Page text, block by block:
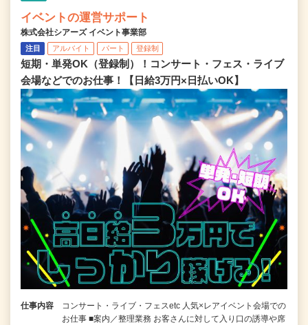
イベントの運営サポート
株式会社シアーズ イベント事業部
注目 アルバイト パート 登録制
短期・単発OK（登録制）！コンサート・フェス・ライブ
会場などでのお仕事！【日給3万円×日払いOK】
仕事内容
コンサート・ライブ・フェスetc 人気×レアイベント会場での
お仕事 ■案内／整理業務 お客さんに対して入り口の誘導や席